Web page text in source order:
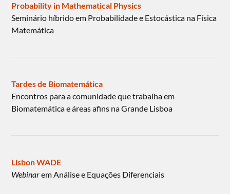
Probability in Mathematical Physics
Seminário híbrido em Probabilidade e Estocástica na Física
Matemática
Tardes de Biomatemática
Encontros para a comunidade que trabalha em
Biomatemática e áreas afins na Grande Lisboa
Lisbon WADE
Webinarem Análise e Equações Diferenciais